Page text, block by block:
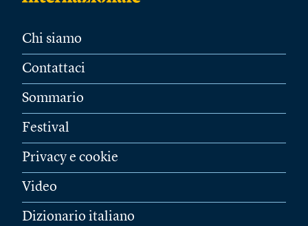
Chi siamo
Contattaci
Sommario
Festival
Privacy e cookie
Video
Dizionario italiano